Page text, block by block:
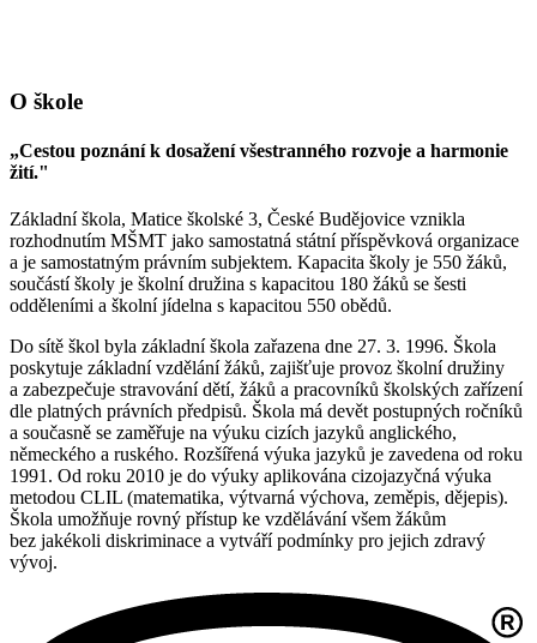
O škole
„Cestou poznání k dosažení všestranného rozvoje a harmonie
žití."
Základní škola, Matice školské 3, České Budějovice vznikla
rozhodnutím MŠMT jako samostatná státní příspěvková organizace
a je samostatným právním subjektem. Kapacita školy je 550 žáků,
součástí školy je školní družina s kapacitou 180 žáků se šesti
odděleními a školní jídelna s kapacitou 550 obědů.
Do sítě škol byla základní škola zařazena dne 27. 3. 1996. Škola
poskytuje základní vzdělání žáků, zajišťuje provoz školní družiny
a zabezpečuje stravování dětí, žáků a pracovníků školských zařízení
dle platných právních předpisů. Škola má devět postupných ročníků
a současně se zaměřuje na výuku cizích jazyků anglického,
německého a ruského. Rozšířená výuka jazyků je zavedena od roku
1991. Od roku 2010 je do výuky aplikována cizojazyčná výuka
metodou CLIL (matematika, výtvarná výchova, zeměpis, dějepis).
Škola umožňuje rovný přístup ke vzdělávání všem žákům
bez jakékoli diskriminace a vytváří podmínky pro jejich zdravý
vývoj.